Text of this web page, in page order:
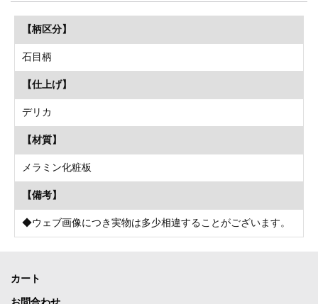
【柄区分】
石目柄
【仕上げ】
デリカ
【材質】
メラミン化粧板
【備考】
◆ウェブ画像につき実物は多少相違することがございます。
カート